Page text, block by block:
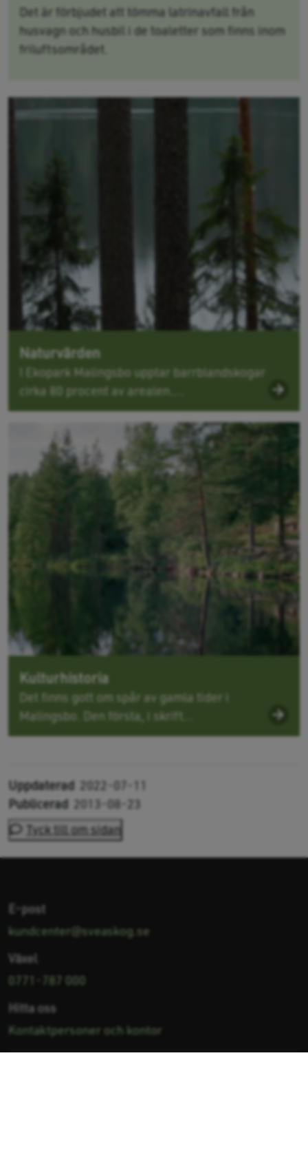
Det är förbjudet att tömma latrinavfall från
husvagn och husbil i de toaletter som finns inom
friluftsområdet.
Naturvärden
I Ekopark Malingsbo upptar barrblandskogar
cirka 80 procent av arealen....
Kulturhistoria
Det finns gott om spår av gamla tider i
Malingsbo. Den första, i skrift...
Uppdaterad 2022-07-11
Publicerad 2013-08-23
Tyck till om sidan
E-post
kundcenter@sveaskog.se
Växel
0771-787 000
Hitta oss
Kontaktpersoner och kontor